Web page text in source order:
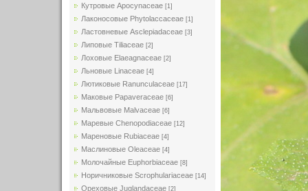
Кутровые Apocynaceae [1]
Лаконосовые Phytolaccaceae [1]
Ластовневые Asclepiadaceae [3]
Липовые Tiliaceae [2]
Лоховые Elaeagnaceae [2]
Льновые Linaceae [4]
Лютиковые Ranunculaceae [17]
Маковые Papaveraceae [6]
Мальвовые Malvaceae [6]
Маревые Chenopodiaceae [12]
Мареновые Rubiaceae [4]
Маслиновые Oleaceae [4]
Молочайные Euphorbiaceae [8]
Норичниковые Scrophulariaceae [14]
Ореховые Juglandaceae [2]